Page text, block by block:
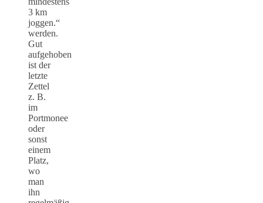
3 km
joggen.“
werden.
Gut
aufgehoben
ist der
letzte
Zettel
z. B.
im
Portmonee
oder
sonst
einem
Platz,
wo
man
ihn